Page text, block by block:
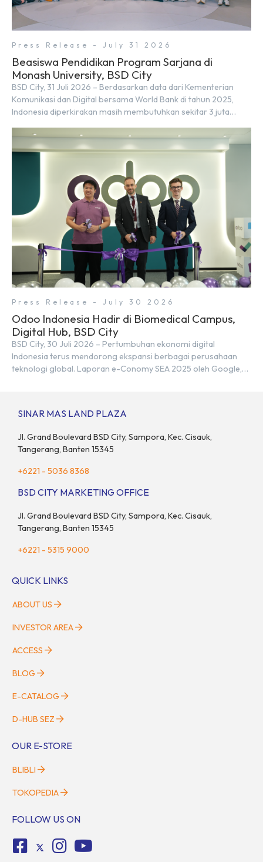
Press Release - July 31 2026
Beasiswa Pendidikan Program Sarjana di
Monash University, BSD City
BSD City, 31 Juli 2026 – Berdasarkan data dari Kementerian
Komunikasi dan Digital bersama World Bank di tahun 2025,
Indonesia diperkirakan masih membutuhkan sekitar 3 juta
tenaga digital baru setiap tahunnya untuk mendukung
percepatan transformasi digital di berbagai sektor strategis.
Kebutuhan tersebut menjadikan pengembangan sumber daya
Press Release - July 30 2026
Odoo Indonesia Hadir di Biomedical Campus,
Digital Hub, BSD City
BSD City, 30 Juli 2026 – Pertumbuhan ekonomi digital
Indonesia terus mendorong ekspansi berbagai perusahaan
teknologi global. Laporan e-Conomy SEA 2025 oleh Google,
sebesar 14% dibandingkan dengan tahun sebelumnya. Kondisi
SINAR MAS LAND PLAZA
Jl. Grand Boulevard BSD City, Sampora, Kec. Cisauk,
Tangerang, Banten 15345
+6221 - 5036 8368
BSD CITY MARKETING OFFICE
Jl. Grand Boulevard BSD City, Sampora, Kec. Cisauk,
Tangerang, Banten 15345
+6221 - 5315 9000
QUICK LINKS
ABOUT US
INVESTOR AREA
ACCESS
BLOG
E-CATALOG
D-HUB SEZ
OUR E-STORE
BLIBLI
TOKOPEDIA
FOLLOW US ON